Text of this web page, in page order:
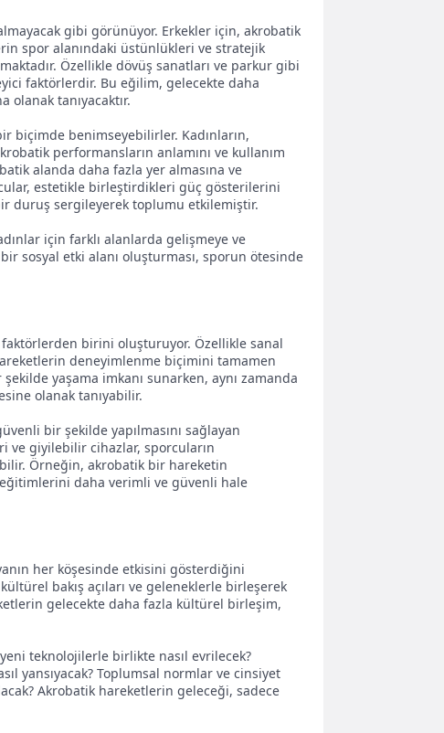
gibi görünüyor. Erkekler için, akrobatik
spor alanındaki üstünlükleri ve stratejik
Özellikle dövüş sanatları ve parkur gibi
faktörlerdir. Bu eğilim, gelecekte daha
tanıyacaktır.
biçimde benimseyebilirler. Kadınların,
performansların anlamını ve kullanım
alanda daha fazla yer almasına ve
estetikle birleştirdikleri güç gösterilerini
duruş sergileyerek toplumu etkilemiştir.
için farklı alanlarda gelişmeye ve
sosyal etki alanı oluşturması, sporun ötesinde
birini oluşturuyor. Özellikle sanal
deneyimlenme biçimini tamamen
yaşama imkanı sunarken, aynı zamanda
olanak tanıyabilir.
bir şekilde yapılmasını sağlayan
ve giyilebilir cihazlar, sporcuların
Örneğin, akrobatik bir hareketin
daha verimli ve güvenli hale
her köşesinde etkisini gösterdiğini
bakış açıları ve geleneklerle birleşerek
gelecekte daha fazla kültürel birleşim,
teknolojilerle birlikte nasıl evrilecek?
yansıyacak? Toplumsal normlar ve cinsiyet
Akrobatik hareketlerin geleceği, sadece